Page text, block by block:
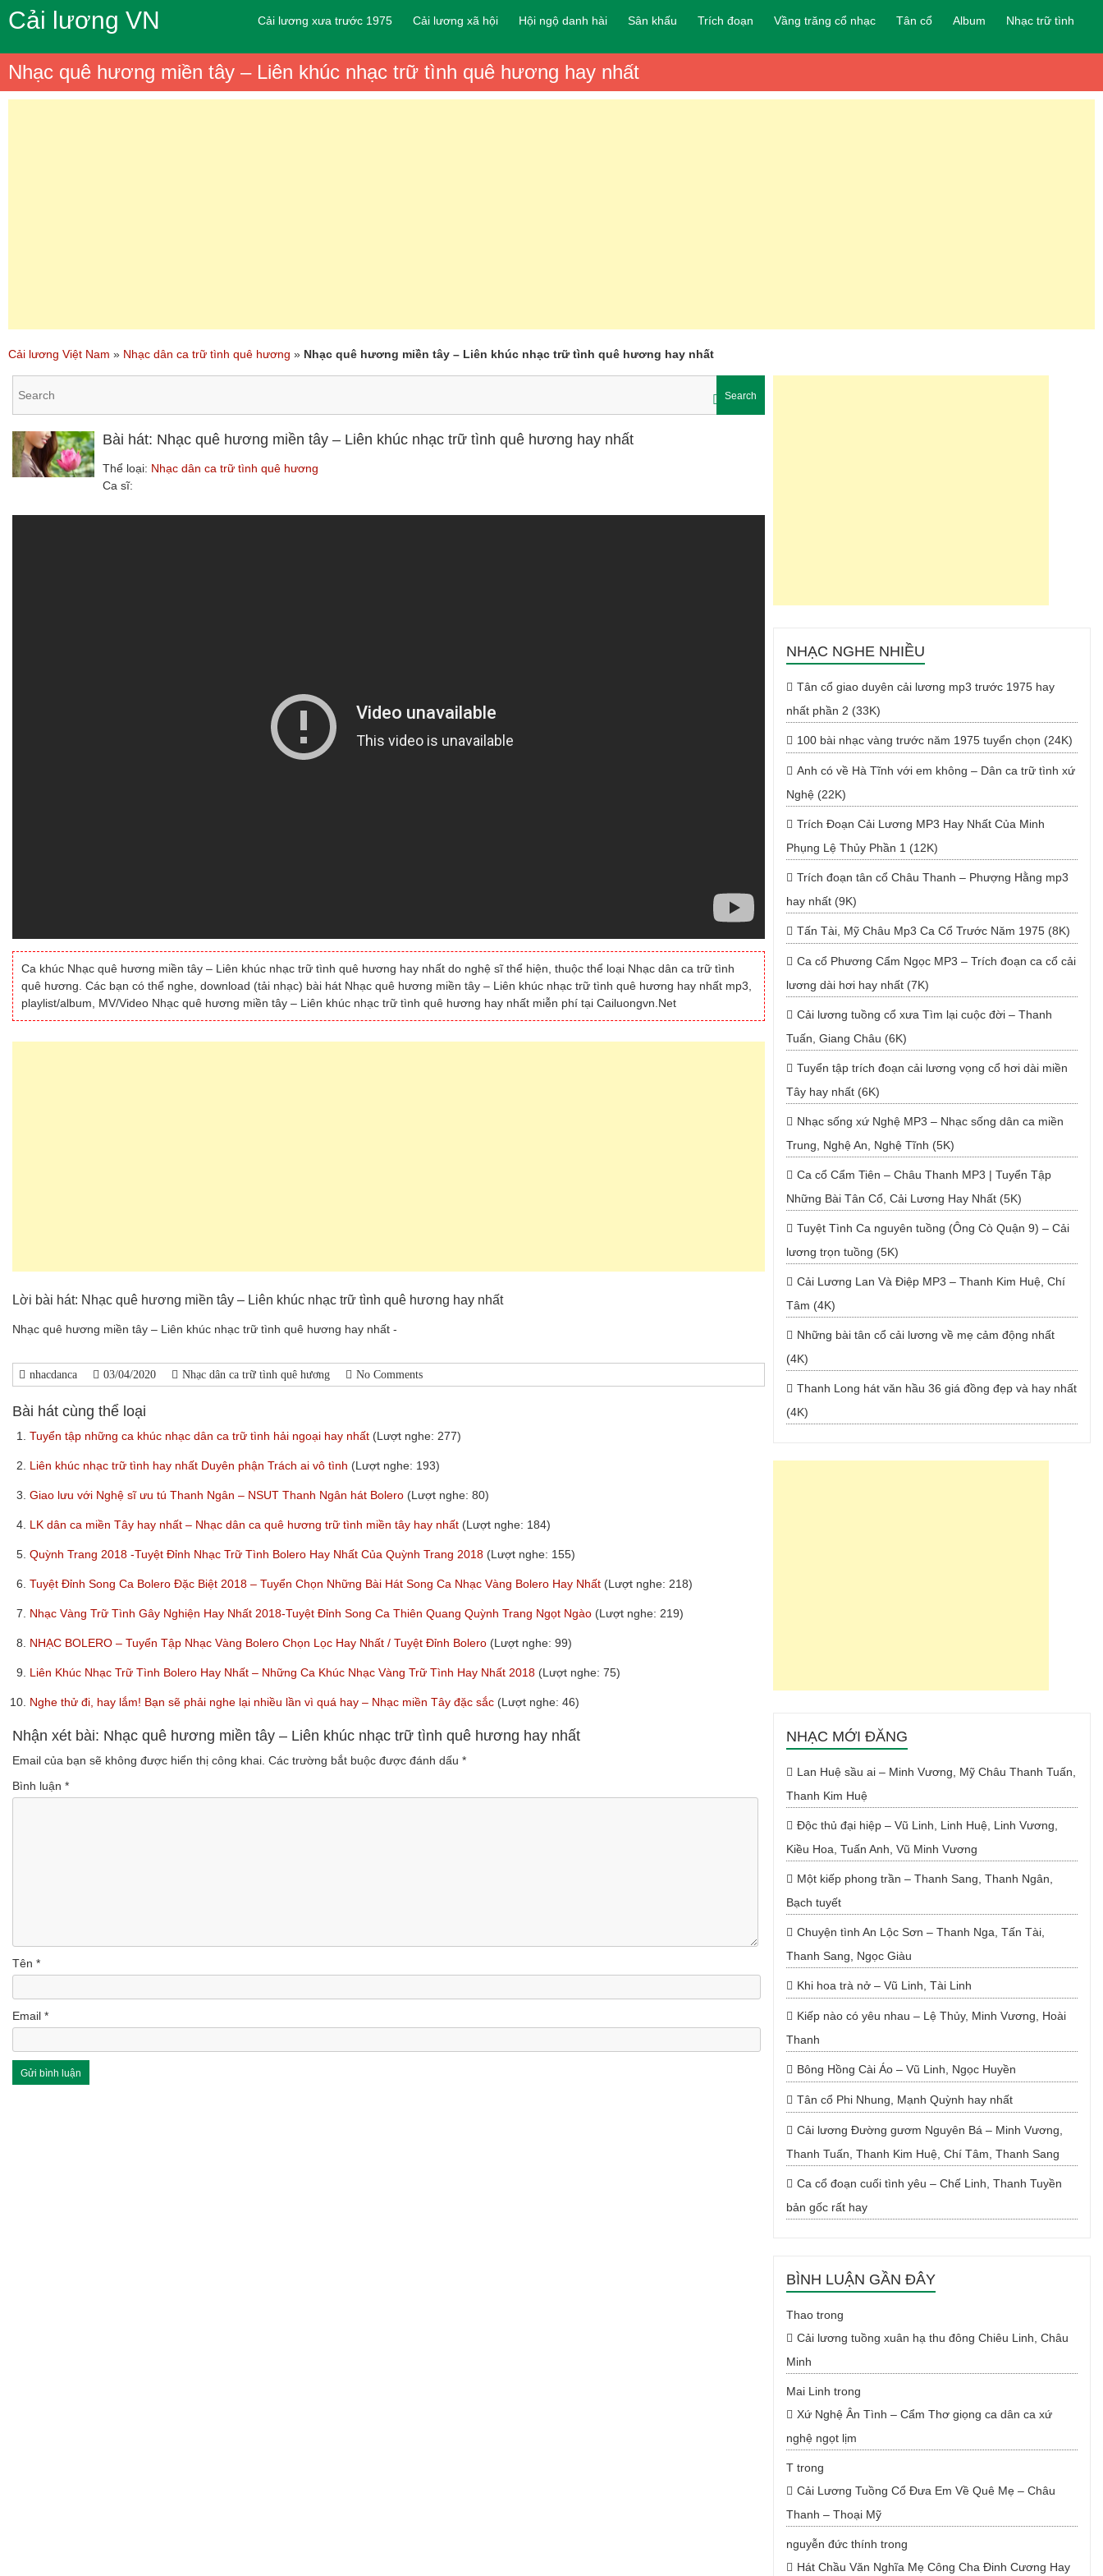
Cải lương VN Cải lương xưa trước 1975 Cải lương xã hội Hội ngộ danh hài Sân khấu Trích đoạn Vầng trăng cổ nhạc Tân cổ Album Nhạc trữ tình
Nhạc quê hương miền tây – Liên khúc nhạc trữ tình quê hương hay nhất
Cải lương Việt Nam » Nhạc dân ca trữ tình quê hương » Nhạc quê hương miền tây – Liên khúc nhạc trữ tình quê hương hay nhất
Search
Bài hát: Nhạc quê hương miền tây – Liên khúc nhạc trữ tình quê hương hay nhất
Thể loại: Nhạc dân ca trữ tình quê hương
Ca sĩ:
Ca khúc Nhạc quê hương miền tây – Liên khúc nhạc trữ tình quê hương hay nhất do nghệ sĩ thể hiện, thuộc thể loại Nhạc dân ca trữ tình
quê hương. Các bạn có thể nghe, download (tải nhạc) bài hát Nhạc quê hương miền tây – Liên khúc nhạc trữ tình quê hương hay nhất mp3,
playlist/album, MV/Video Nhạc quê hương miền tây – Liên khúc nhạc trữ tình quê hương hay nhất miễn phí tại Cailuongvn.Net
Lời bài hát: Nhạc quê hương miền tây – Liên khúc nhạc trữ tình quê hương hay nhất
Nhạc quê hương miền tây – Liên khúc nhạc trữ tình quê hương hay nhất -
nhacdanca 03/04/2020 Nhạc dân ca trữ tình quê hương No Comments
Bài hát cùng thể loại
1. Tuyển tập những ca khúc nhạc dân ca trữ tình hải ngoại hay nhất (Lượt nghe: 277)
2. Liên khúc nhạc trữ tình hay nhất Duyên phận Trách ai vô tình (Lượt nghe: 193)
3. Giao lưu với Nghệ sĩ ưu tú Thanh Ngân – NSUT Thanh Ngân hát Bolero (Lượt nghe: 80)
4. LK dân ca miền Tây hay nhất – Nhạc dân ca quê hương trữ tình miền tây hay nhất (Lượt nghe: 184)
5. Quỳnh Trang 2018 -Tuyệt Đỉnh Nhạc Trữ Tình Bolero Hay Nhất Của Quỳnh Trang 2018 (Lượt nghe: 155)
6. Tuyệt Đỉnh Song Ca Bolero Đặc Biệt 2018 – Tuyển Chọn Những Bài Hát Song Ca Nhạc Vàng Bolero Hay Nhất (Lượt nghe: 218)
7. Nhạc Vàng Trữ Tình Gây Nghiện Hay Nhất 2018-Tuyệt Đỉnh Song Ca Thiên Quang Quỳnh Trang Ngọt Ngào (Lượt nghe: 219)
8. NHẠC BOLERO – Tuyển Tập Nhạc Vàng Bolero Chọn Lọc Hay Nhất / Tuyệt Đỉnh Bolero (Lượt nghe: 99)
9. Liên Khúc Nhạc Trữ Tình Bolero Hay Nhất – Những Ca Khúc Nhạc Vàng Trữ Tình Hay Nhất 2018 (Lượt nghe: 75)
10. Nghe thử đi, hay lắm! Bạn sẽ phải nghe lại nhiều lần vì quá hay – Nhạc miền Tây đặc sắc (Lượt nghe: 46)
Nhận xét bài: Nhạc quê hương miền tây – Liên khúc nhạc trữ tình quê hương hay nhất
Email của bạn sẽ không được hiển thị công khai. Các trường bắt buộc được đánh dấu *
Bình luận *
Tên *
Email *
NHẠC NGHE NHIỀU
Tân cổ giao duyên cải lương mp3 trước 1975 hay
nhất phần 2 (33K)
100 bài nhạc vàng trước năm 1975 tuyển chọn (24K)
Anh có về Hà Tĩnh với em không – Dân ca trữ tình xứ
Nghệ (22K)
Trích Đoạn Cải Lương MP3 Hay Nhất Của Minh
Phụng Lệ Thủy Phần 1 (12K)
Trích đoạn tân cổ Châu Thanh – Phượng Hằng mp3
hay nhất (9K)
Tấn Tài, Mỹ Châu Mp3 Ca Cổ Trước Năm 1975 (8K)
Ca cổ Phương Cẩm Ngọc MP3 – Trích đoạn ca cổ cải
lương dài hơi hay nhất (7K)
Cải lương tuồng cổ xưa Tìm lại cuộc đời – Thanh
Tuấn, Giang Châu (6K)
Tuyển tập trích đoạn cải lương vọng cổ hơi dài miền
Tây hay nhất (6K)
Nhạc sống xứ Nghệ MP3 – Nhạc sống dân ca miền
Trung, Nghệ An, Nghệ Tĩnh (5K)
Ca cổ Cẩm Tiên – Châu Thanh MP3 | Tuyển Tập
Những Bài Tân Cổ, Cải Lương Hay Nhất (5K)
Tuyệt Tình Ca nguyên tuồng (Ông Cò Quận 9) – Cải
lương trọn tuồng (5K)
Cải Lương Lan Và Điệp MP3 – Thanh Kim Huệ, Chí
Tâm (4K)
Những bài tân cổ cải lương về mẹ cảm động nhất
(4K)
Thanh Long hát văn hầu 36 giá đồng đẹp và hay nhất
(4K)
NHẠC MỚI ĐĂNG
Lan Huệ sầu ai – Minh Vương, Mỹ Châu Thanh Tuấn,
Thanh Kim Huệ
Độc thủ đại hiệp – Vũ Linh, Linh Huệ, Linh Vương,
Kiều Hoa, Tuấn Anh, Vũ Minh Vương
Một kiếp phong trần – Thanh Sang, Thanh Ngân,
Bạch tuyết
Chuyện tình An Lộc Sơn – Thanh Nga, Tấn Tài,
Thanh Sang, Ngọc Giàu
Khi hoa trà nở – Vũ Linh, Tài Linh
Kiếp nào có yêu nhau – Lệ Thủy, Minh Vương, Hoài
Thanh
Bông Hồng Cài Áo – Vũ Linh, Ngọc Huyền
Tân cổ Phi Nhung, Mạnh Quỳnh hay nhất
Cải lương Đường gươm Nguyên Bá – Minh Vương,
Thanh Tuấn, Thanh Kim Huệ, Chí Tâm, Thanh Sang
Ca cổ đoạn cuối tình yêu – Chế Linh, Thanh Tuyền
bản gốc rất hay
BÌNH LUẬN GẦN ĐÂY
Thaotrong
Cải lương tuồng xuân hạ thu đông Chiêu Linh, Châu
Minh
Mai Linh trong
Xứ Nghệ Ân Tình – Cẩm Thơ giọng ca dân ca xứ
nghệ ngọt lịm
Ttrong
Cải Lương Tuồng Cổ Đưa Em Về Quê Mẹ – Châu
Thanh – Thoại Mỹ
nguyễn đức thính trong
Hát Chầu Văn Nghĩa Mẹ Công Cha Đinh Cương Hay